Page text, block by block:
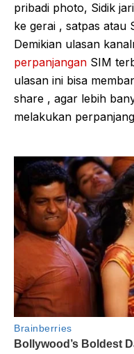
pribadi photo, Sidik
ke gerai , satpas atau
Demikian ulasan
perpanjangan SIM
ulasan ini bisa
share , agar lebih
melakukan